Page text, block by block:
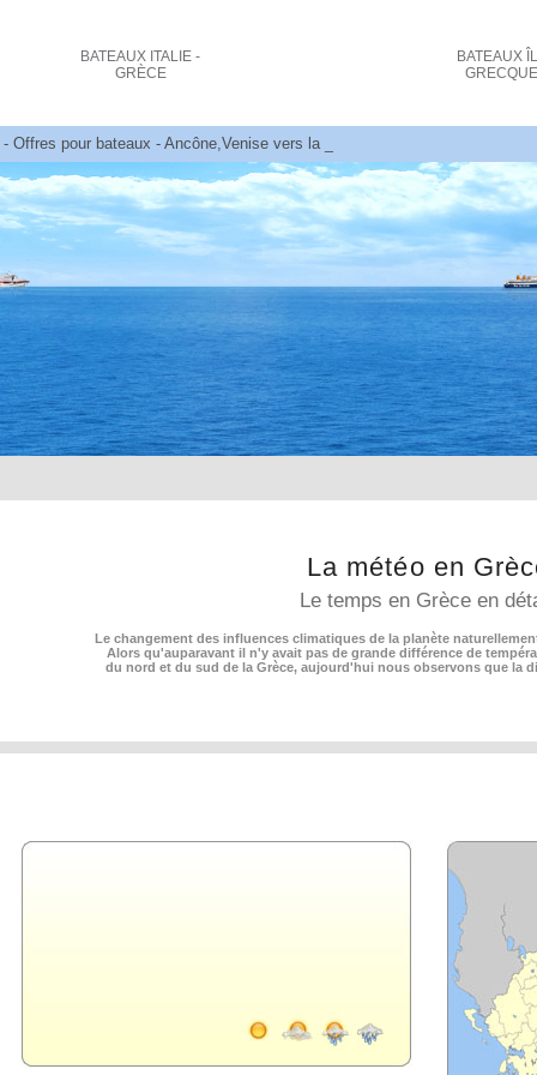
BATEAUX ITALIE -
GRÈCE
BATEAUX
Offres pour bateaux - Ancône,Venise vers la Grèce
La météo en
Le temps en Grèce en
Le changement des influences climatiques de la planète
Alors qu'auparavant il n'y avait pas de grande différence de
du nord et du sud de la Grèce, aujourd'hui nous observons que la